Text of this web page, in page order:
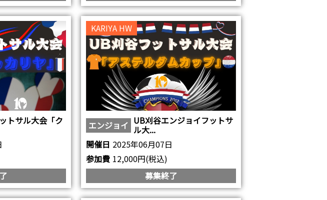
トサル大会「ク
KARIYA HW
エンジョイ UB刈谷エンジョイフットサ
ル大...
開催日 2025年06月07日
参加費 12,000円(税込)
募集終了